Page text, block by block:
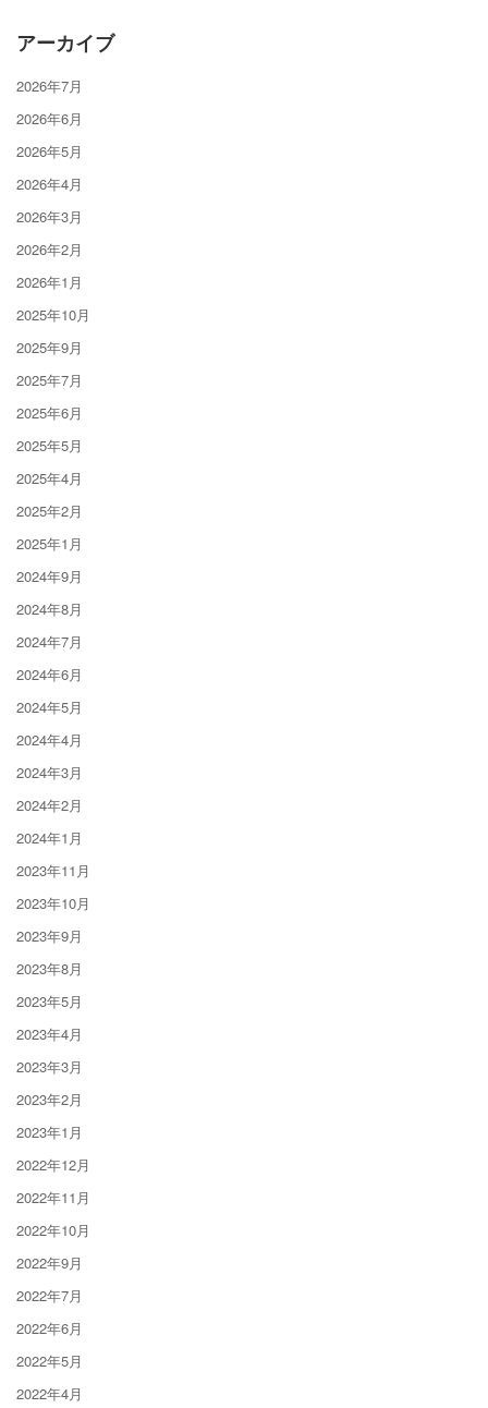
アーカイブ
2026年7月
2026年6月
2026年5月
2026年4月
2026年3月
2026年2月
2026年1月
2025年10月
2025年9月
2025年7月
2025年6月
2025年5月
2025年4月
2025年2月
2025年1月
2024年9月
2024年8月
2024年7月
2024年6月
2024年5月
2024年4月
2024年3月
2024年2月
2024年1月
2023年11月
2023年10月
2023年9月
2023年8月
2023年5月
2023年4月
2023年3月
2023年2月
2023年1月
2022年12月
2022年11月
2022年10月
2022年9月
2022年7月
2022年6月
2022年5月
2022年4月